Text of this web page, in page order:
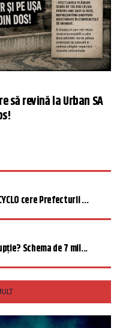
să revină la Urban SA
cere Prefecturii ...
Schema de 7 mil...